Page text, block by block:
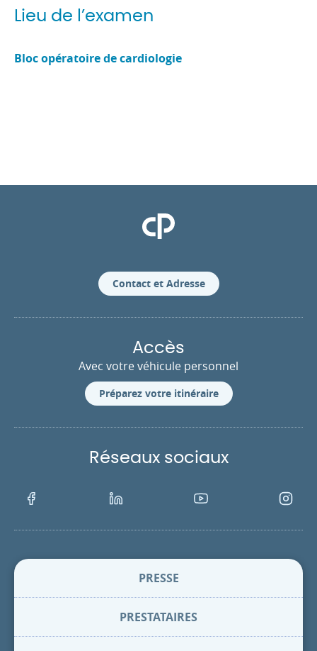
Lieu de l’examen
Bloc opératoire de cardiologie
Clinique Pasteur
Contact et Adresse
Accès
Avec votre véhicule personnel
Préparez votre itinéraire
Réseaux sociaux
Facebook LinkedIn Youtube
PRESSE
PRESTATAIRES